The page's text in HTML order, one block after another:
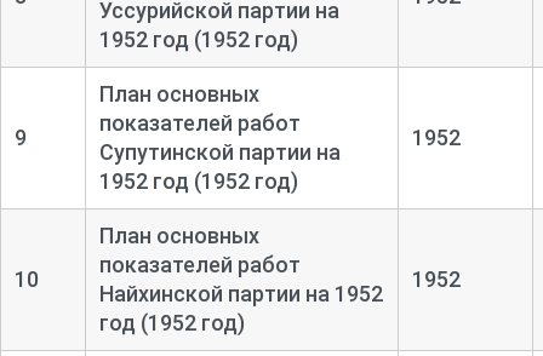
Уссурийской партии на
1952 год (1952 год)
9
План основных
показателей работ
Супутинской партии на
1952 год (1952 год)
1952
10
План основных
показателей работ
Найхинской партии на 1952
год (1952 год)
1952